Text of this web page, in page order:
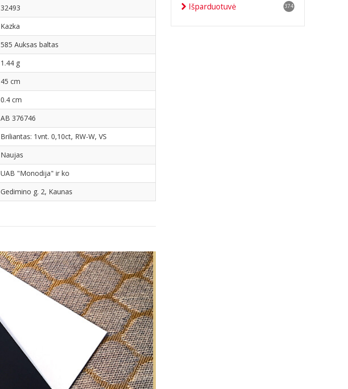
32493
Kazka
585 Auksas baltas
1.44 g
45 cm
0.4 cm
AB 376746
Briliantas: 1vnt. 0,10ct, RW-W, VS
Naujas
UAB "Monodija" ir ko
Gedimino g. 2, Kaunas
Išparduotuvė 374